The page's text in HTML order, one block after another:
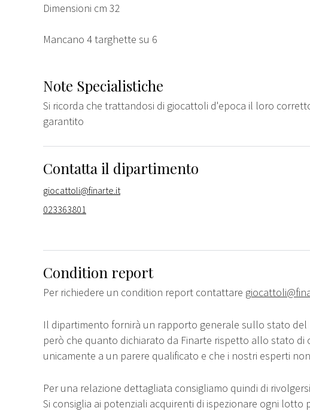
Dimensioni cm 32
Mancano 4 targhette su 6
Note Specialistiche
Si ricorda che trattandosi di giocattoli d'epoca il loro
garantito
Contatta il dipartimento
giocattoli@finarte.it
023363801
Condition report
Per richiedere un condition report contattare
Il dipartimento fornirà un rapporto generale sullo stato del
però che quanto dichiarato da Finarte rispetto allo stato di
unicamente a un parere qualificato e che i nostri esperti
Per una relazione dettagliata consigliamo quindi di
Si consiglia ai potenziali acquirenti di ispezionare ogni lotto